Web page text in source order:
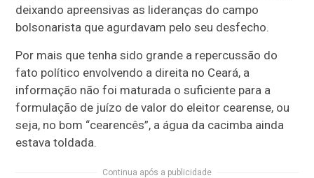
deixando apreensivas as lideranças do campo
bolsonarista que agurdavam pelo seu desfecho.
Por mais que tenha sido grande a repercussão do
fato político envolvendo a direita no Ceará, a
informação não foi maturada o suficiente para a
formulação de juízo de valor do eleitor cearense, ou
seja, no bom “cearencês”, a água da cacimba ainda
estava toldada.
Continua após a publicidade